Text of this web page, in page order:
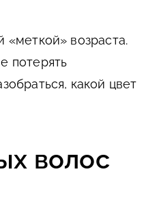
возраста.
потерять
какой цвет
волос